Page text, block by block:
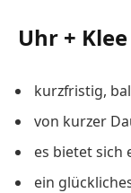
Uhr + Klee
kurzfristig,
von kurzer
es bietet sich
ein